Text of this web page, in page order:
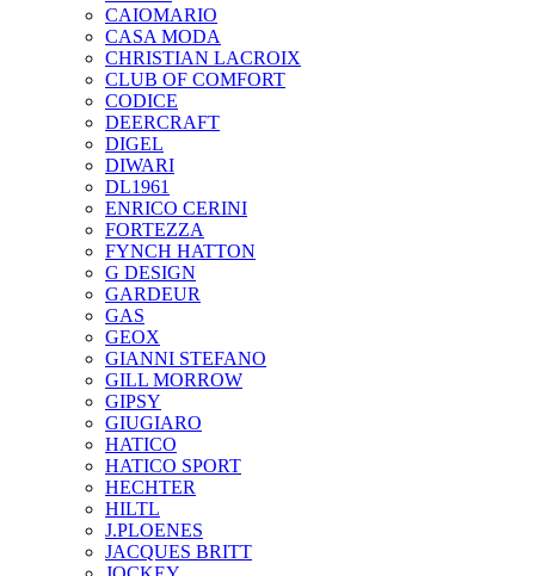
CAIOMARIO
CASA MODA
CHRISTIAN LACROIX
CLUB OF COMFORT
CODICE
DEERCRAFT
DIGEL
DIWARI
DL1961
ENRICO CERINI
FORTEZZA
FYNCH HATTON
G DESIGN
GARDEUR
GAS
GEOX
GIANNI STEFANO
GILL MORROW
GIPSY
GIUGIARO
HATICO
HATICO SPORT
HECHTER
HILTL
J.PLOENES
JAСQUES BRITT